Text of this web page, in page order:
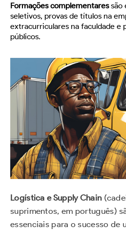
Formações complementaressão
seletivos, provas de títulos na
extracurriculares na faculdade e
públicos.
Logística e Supply Chain
suprimentos, em português)
essenciais para o sucesso de